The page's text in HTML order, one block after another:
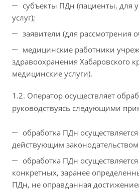
субъекты ПДн (пациенты, для
услуг);
заявители (для рассмотрения
медицинские работники
здравоохранения Хабаровского
медицинские услуги).
1.2. Оператор осуществляет
руководствуясь следующими
обработка ПДн
действующим
обработка ПДн
конкретных, заранее
ПДн, не оправданная